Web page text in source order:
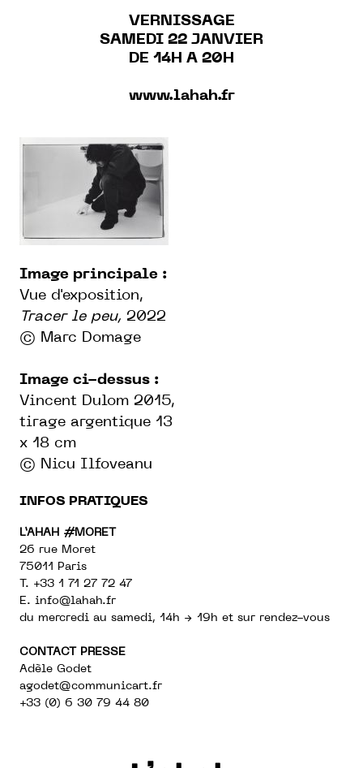
VERNISSAGE
SAMEDI 22 JANVIER
DE 14H A 20H
www.lahah.fr
Image principale :
Vue d'exposition,
Tracer le peu, 2022
© Marc Domage
Image ci-dessus :
Vincent Dulom 2015,
tirage argentique 13
x 18 cm
© Nicu Ilfoveanu
INFOS PRATIQUES
L’AHAH #MORET
26 rue Moret
75011 Paris
T. +33 1 71 27 72 47
E. info@lahah.fr
du mercredi au samedi, 14h → 19h et sur rendez-vous
CONTACT PRESSE
Adèle Godet
agodet@communicart.fr
+33 (0) 6 30 79 44 80